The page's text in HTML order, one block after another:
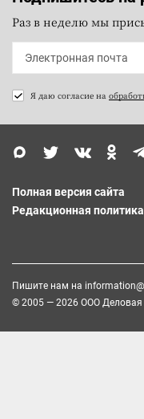
Раз в неделю мы
Я даю согласие на
Полная версия сайта
Редакционная политика
Пишите нам на
© 2005 — 2026 ООО Деловая